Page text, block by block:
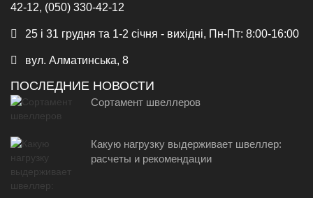
42-12, (050) 330-42-12
25 і 31 грудня та 1-2 січня - вихідні, Пн-Пт: 8:00-16:00
вул. Алматинська, 8
ПОСЛЕДНИЕ НОВОСТИ
Сортамент швеллеров
Какую нагрузку выдерживает швеллер:
расчеты и рекомендации